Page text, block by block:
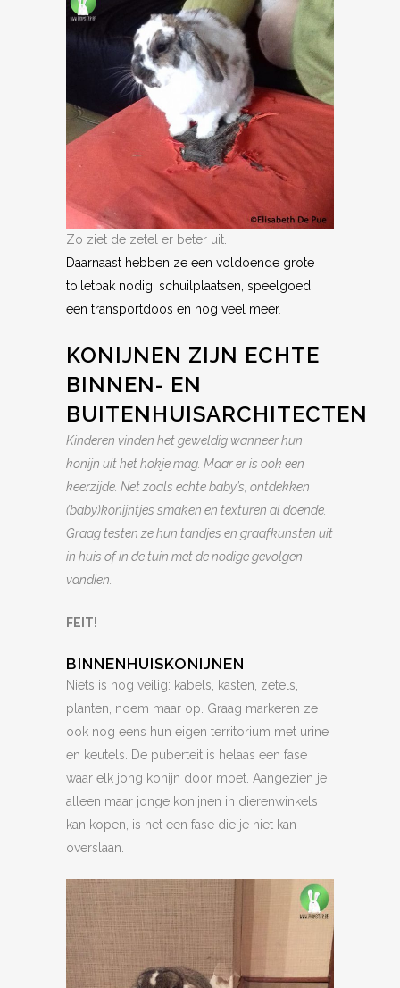
Zo ziet de zetel er beter uit.
Daarnaast hebben ze een voldoende grote
toiletbak nodig, schuilplaatsen, speelgoed,
een transportdoos en nog veel meer.
KONIJNEN ZIJN ECHTE
BINNEN- EN
BUITENHUISARCHITECTEN
Kinderen vinden het geweldig wanneer hun
konijn uit het hokje mag. Maar er is ook een
keerzijde. Net zoals echte baby’s, ontdekken
(baby)konijntjes smaken en texturen al doende.
Graag testen ze hun tandjes en graafkunsten uit
in huis of in de tuin met de nodige gevolgen
vandien.
FEIT!
BINNENHUISKONIJNEN
Niets is nog veilig: kabels, kasten, zetels,
planten, noem maar op. Graag markeren ze
ook nog eens hun eigen territorium met urine
en keutels. De puberteit is helaas een fase
waar elk jong konijn door moet. Aangezien je
alleen maar jonge konijnen in dierenwinkels
kan kopen, is het een fase die je niet kan
overslaan.